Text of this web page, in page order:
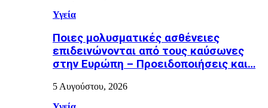
Υγεία
Ποιες μολυσματικές ασθένειες
επιδεινώνονται από τους καύσωνες
στην Ευρώπη – Προειδοποιήσεις και…
5 Αυγούστου, 2026